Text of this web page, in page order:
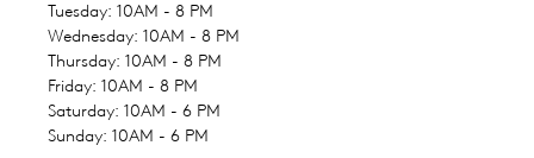
Tuesday: 10AM - 8 PM
Wednesday: 10AM - 8 PM
Thursday: 10AM - 8 PM
Friday: 10AM - 8 PM
Saturday: 10AM - 6 PM
Sunday: 10AM - 6 PM